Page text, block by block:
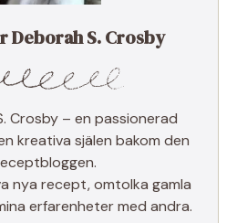
Deborah S. Crosby
Crosby – en passionerad
kreativa själen bakom den
nya recept, omtolka gamla
erfarenheter med andra.